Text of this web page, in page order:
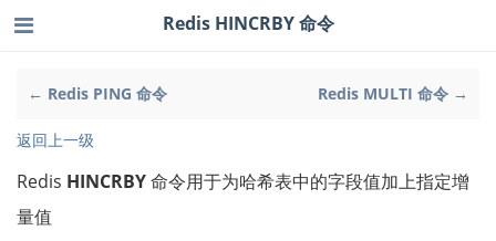
← Redis PING 命令 Redis MULTI 命令 →
Redis HINCRBY 命令
返回上一级
Redis HINCRBY命令用于为哈希表中的字段值加上指定增
量值